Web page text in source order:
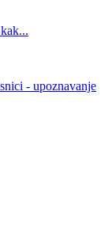
- upoznavanje